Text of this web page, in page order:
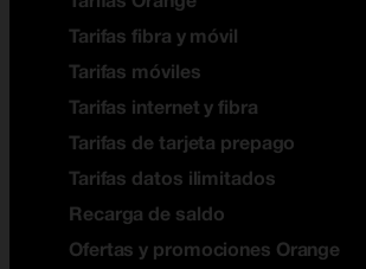
Tarifas fibra y móvil
Tarifas móviles
Tarifas internet y fibra
Tarifas de tarjeta prepago
Tarifas datos ilimitados
Recarga de saldo
Ofertas y promociones Orange